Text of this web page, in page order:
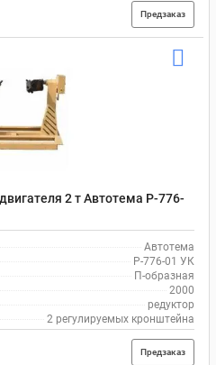
Предзаказ
2 т Автотема Р-776-
Автотема
Р-776-01 УК
П-образная
2000
редуктор
2 регулируемых кронштейна
Предзаказ